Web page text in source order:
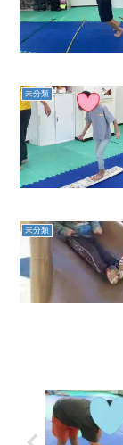
未分類
未分類